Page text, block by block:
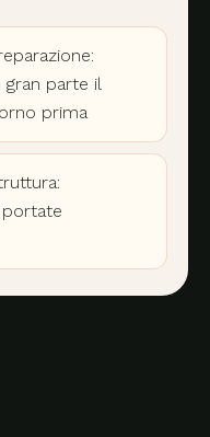
gran parte il
prima